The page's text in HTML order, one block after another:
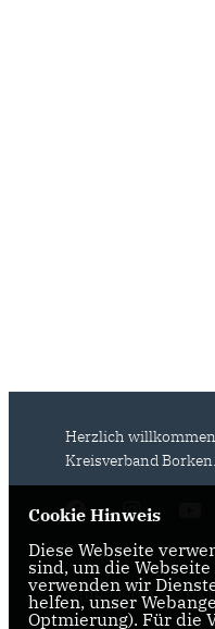
Herzlich willkommen
Kreisverband Borken.
IMPRESSUM
Cookie Hinweis
Diese Webseite
sind, um die
verwenden wir
helfen, unser
Optmierung). Für die